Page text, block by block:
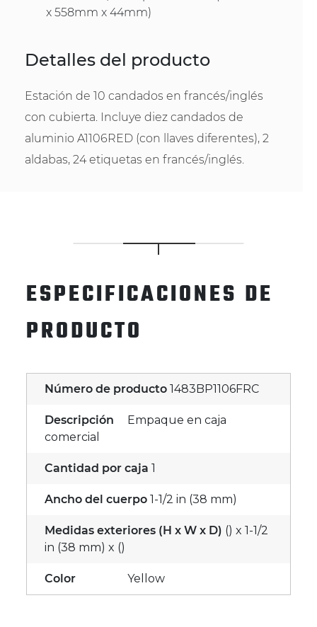
x 558mm x 44mm)
Detalles del producto
Estación de 10 candados en francés/inglés
con cubierta. Incluye diez candados de
aluminio A1106RED (con llaves diferentes), 2
aldabas, 24 etiquetas en francés/inglés.
ESPECIFICACIONES DE
PRODUCTO
Número de producto 1483BP1106FRC
Descripción
Empaque en caja
comercial
Cantidad por caja 1
Ancho del cuerpo 1-1/2 in (38 mm)
Medidas exteriores (H x W x D) () x 1-1/2
in (38 mm) x ()
Color Yellow